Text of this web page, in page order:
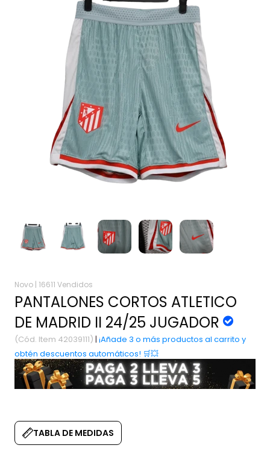
Novo | 16611 Vendidos
PANTALONES CORTOS ATLETICO
DE MADRID II 24/25 JUGADOR
(Cód. Item 42039111) | ¡Añade 3 o más productos al carrito y
obtén descuentos automáticos! 🛒💥
TABLA DE MEDIDAS